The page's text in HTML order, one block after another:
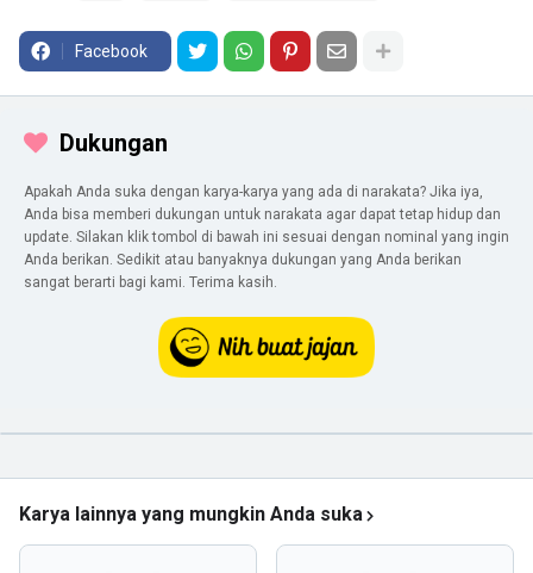
Facebook
Dukungan
Apakah Anda suka dengan karya-karya yang ada di narakata? Jika iya,
Anda bisa memberi dukungan untuk narakata agar dapat tetap hidup dan
update. Silakan klik tombol di bawah ini sesuai dengan nominal yang ingin
Anda berikan. Sedikit atau banyaknya dukungan yang Anda berikan
sangat berarti bagi kami. Terima kasih.
Karya lainnya yang mungkin Anda suka